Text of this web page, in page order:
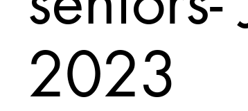
2023